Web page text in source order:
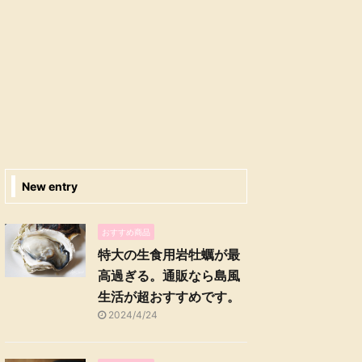
New entry
おすすめ商品
特大の生食用岩牡蠣が最
高過ぎる。通販なら島風
生活が超おすすめです。
2024/4/24